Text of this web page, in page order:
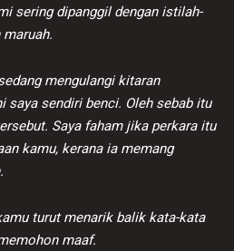
sering dipanggil dengan istilah-
mengulangi kitaran
saya sendiri benci. Oleh sebab itu
Saya faham jika perkara itu
kamu, kerana ia memang
turut menarik balik kata-kata
maaf.